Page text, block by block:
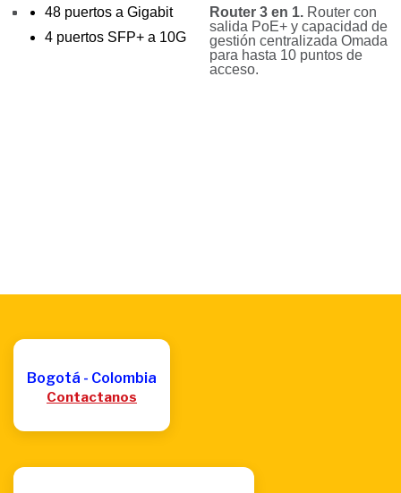
48 puertos a Gigabit
4 puertos SFP+ a 10G
Router 3 en 1. Router con
salida PoE+ y capacidad de
gestión centralizada Omada
para hasta 10 puntos de
acceso.
Bogotá - Colombia
Contactanos